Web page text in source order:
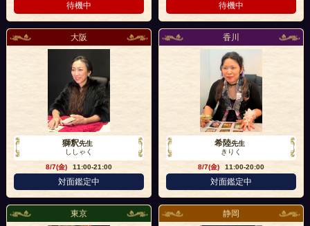
待機中 待機中
大阪
獅釈先生
ししゃく
8/7(金)
11:00-21:00
対面鑑定中
香川
希陸先生
きりく
8/7(金)
11:00-20:00
対面鑑定中
東京 静岡